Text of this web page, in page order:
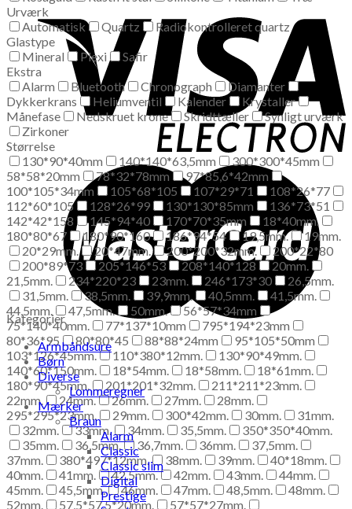
Urværk
Automatisk
Quartz
Radiokontrolleret quartz
Glastype
Mineral
Plexi
Safir
Ekstra
Alarm
Bluetooth Chronograph
Diamanter
Dykkerkrans
Heliumventil Kalender
Krystaller
Månefase
Nedskruet krone Skridttæller
Synligt urværk
Zirkoner
Størrelse
130*90*40mm
140*140*63,5mm
300*300*45mm
58*58*20mm
78*32*78mm
97*85,6*42mm
100*105*34mm
105*68*105 107*29*71
108*26*77
112*60*105
128*26*99 130*130*85mm
136*73*51
142*42*158
145*94*40 170*70*35mm
18*40mm.
180*80*67
180*90*160 186*94*54 19,5mm.
19mm.
20*29mm.
20*47mm. 200*200*32mm.
200*22*80
200*89*73
205*146*53 208*140*128
20mm.
21,5mm.
234*220*23 23mm. 246*173*30
26,5mm.
31,5mm.
38,5mm. 39,9mm. 40,5mm.
41,5mm.
44,5mm.
47,5mm. 50mm.
56*57*34mm
75*140*40mm.
77*137*10mm
795*194*23mm
80*36*95
80*80*45 88*88*24mm
95*105*50mm
103*126*45mm.
110*380*12mm.
130*90*49mm.
140*60*150mm.
18*54mm. 18*58mm.
18*61mm.
180*90*45mm.
201*201*32mm.
211*211*23mm.
22mm.
24mm. 26mm. 27mm.
28mm.
295*295*23mm.
29mm. 300*42mm. 30mm.
31mm.
32mm.
33mm. 34mm. 35,5mm.
350*350*40mm.
35mm.
36,5mm. 36,7mm. 36mm.
37,5mm.
37mm.
380*497*12mm. 38mm. 39mm.
40*18mm.
40mm.
41mm. 42,5mm. 42mm. 43mm.
44mm.
45mm.
45,5mm. 46mm. 47mm. 48,5mm.
48mm.
52mm.
57,5*57,5*20mm.
57*57*27mm.
Kategorier
Armbåndsure
Børn
Diverse
Lommeregner
Mærker
Braun
Alarm
Classic
Classic slim
Digital
Prestige